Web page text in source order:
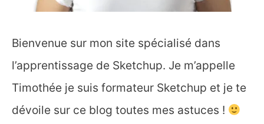
Bienvenue sur mon site spécialisé dans
l’apprentissage de Sketchup. Je m’appelle
Timothée je suis formateur Sketchup et je te
dévoile sur ce blog toutes mes astuces !